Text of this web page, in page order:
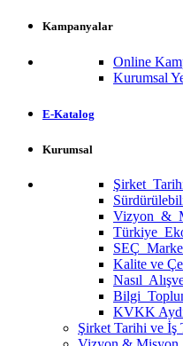
Kampanyalar
Online
Kurumsal
E-Katalog
Kurumsal
Şirket
Vizyon &
Türkiye
SEÇ
Kalite ve
Nasıl
Bilgi
KVKK
Şirket Tarihi ve İş